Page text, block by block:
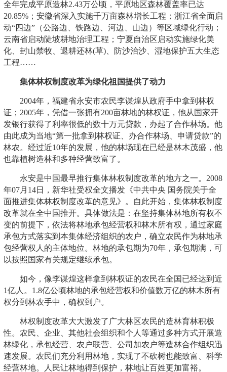
全年完成平原造林2.43万公顷，平原地区森林覆盖率已达
20.85%；安徽省深入实施千万亩森林增长工程；浙江省全面启
动“四边”（公路边、铁路边、河边、山边）等区域绿化行动；
云南省启动陡坡耕地治理工程；宁夏自治区启动实施绿化美
化、封山禁牧、退耕还林(草)、防沙治沙、湿地保护五大生态
工程……
集体林权制度改革为绿化祖国提供了动力
2004年，福建省永安市农民李谋煌从政府手中拿到林权
证；2005年，凭借一张拥有200亩林地的林权证，他从国家开
发银行获得了利率很低的数十万元贷款，办起了合作林场。他
由此成为当地“第一批拿到林权证、办合作林场、申请贷款”的
林农。经过近10年的发展，他的林场现在已经是林木茂盛，他
也靠植树造林和多种经营致富了。
永安是中国最早推行集体林权制度改革的地方之一。2008
年07月14日，新华社受权全文播发《中共中央 国务院关于全
面推进集体林权制度改革的意见》。自此开始，集体林权制度
改革就在全中国推开。具体做法是：在坚持集体林地所有权不
变的前提下，依法将林地承包经营权和林木所有权，通过家庭
承包方式落实到本集体经济组织的农户，确立农民作为林地承
包经营权人的主体地位。林地的承包期为70年，承包期满，可
以按照国家有关规定继续承包。
如今，像李谋煌这样拿到林权证的农民在全国已经达到近
1亿人。1.8亿公顷林地的承包经营权和价值数万亿的林木所有
权分到林农手中，确权到户。
林权制度改革大大激发了广大林区农民的造林育林积极
性。农民、企业、其他社会组织和个人等通过多种方式开展造
林绿化，承包经营、农户联营、公司加农户等造林合作组织迅
速发展。农民们充分利用林地，实现了不砍树也能致富、科学
经营林地。人民让林地得到保护，林地让百姓更加富裕。